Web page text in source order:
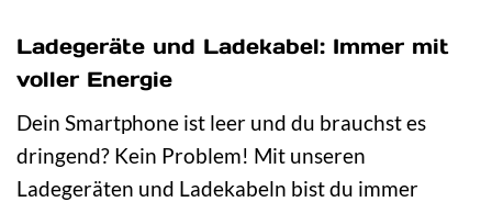
Ladegeräte und Ladekabel: Immer mit
voller Energie
Dein Smartphone ist leer und du brauchst es
dringend? Kein Problem! Mit unseren
Ladegeräten und Ladekabeln bist du immer